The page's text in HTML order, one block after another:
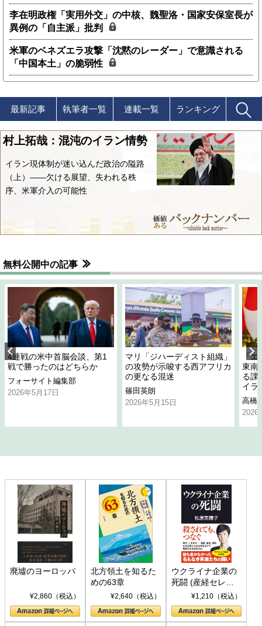
李在明政権「実用外交」の中核、魏聖洛・国家安保室長が
異例の「自主派」批判
米軍のベネズエラ攻撃「沈黙のレーダー」で意識される
「中国本土」の脆弱性
最新記事 執筆者一覧 連載一覧 ランキング
村上拓哉：混沌のイラン情勢
イラン現体制が迷い込んだ政治の隘路
（上）――欠ける展望、失われる秩
序、米軍介入の可能性
無料公開中の記事
4連戦の米中首脳会談、第1
戦で勝ったのはどちらか
フォーサイト編集部
2026年5月17日
マリ「ジハーディスト組織」
の攻勢が示唆する西アフリカ
の更なる混迷
篠田英朗
2026年5月15日
「
東南
る課
イラ
高橋
2026
廃墟のヨーロッパ
¥2,860（税込）
北方領土を知るた
めの63章
¥2,640（税込）
ウクライナ企業の
死闘 (産経セレク
ト S 039)¥1,210（税込）